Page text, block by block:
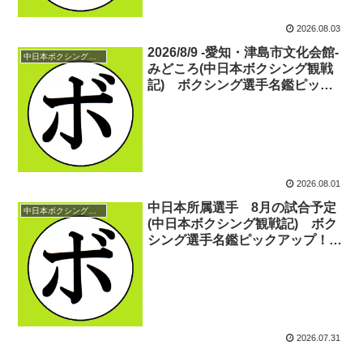
2026.08.03
中日本ボクシング観戦記
2026/8/9 -愛知・津島市文化会館-
みどころ(中日本ボクシング観戦
記) ボクシング選手名鑑ピック
2026.08.01
中日本ボクシング観戦記
中日本所属選手 8月の試合予定
(中日本ボクシング観戦記) ボク
シング選手名鑑ピックアップ！
2026.07.31